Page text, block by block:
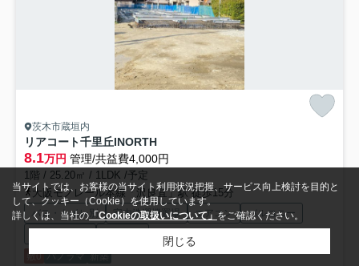
茨木市蔵垣内
リアコート千里丘INORTH
8.1万円 管理/共益費4,000円
1階 / 25.20㎡ / 1LDK /予定
大阪モノレール本線「沢良宜」駅 徒歩15分
バス・トイレ別 室内洗濯機置場 エアコン
バルコニー
敷0 パノラマ 新築
当サイトでは、お客様の当サイト利用状況把握、サービス向上検討を目的と
して、クッキー（Cookie）を使用しています。
詳しくは、当社の 「Cookieの取扱いについて」 をご確認ください。
閉じる